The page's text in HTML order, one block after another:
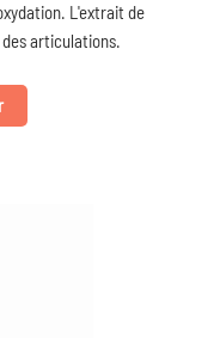
L'extrait de
articulations.